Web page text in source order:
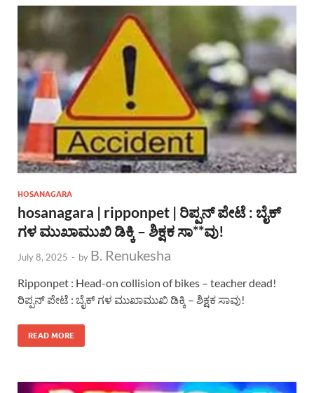
HOSANAGARA
hosanagara | ripponpet | ರಿಪ್ಪನ್ ಪೇಟೆ : ಬೈಕ್
ಗಳ ಮುಖಾಮುಖಿ ಡಿಕ್ಕಿ – ಶಿಕ್ಷಕ ಸಾ**ವು!
July 8, 2025 - by B. Renukesha
Ripponpet : Head-on collision of bikes – teacher dead!
ರಿಪ್ಪನ್ ಪೇಟೆ : ಬೈಕ್ ಗಳ ಮುಖಾಮುಖಿ ಡಿಕ್ಕಿ – ಶಿಕ್ಷಕ ಸಾವು!
READ MORE